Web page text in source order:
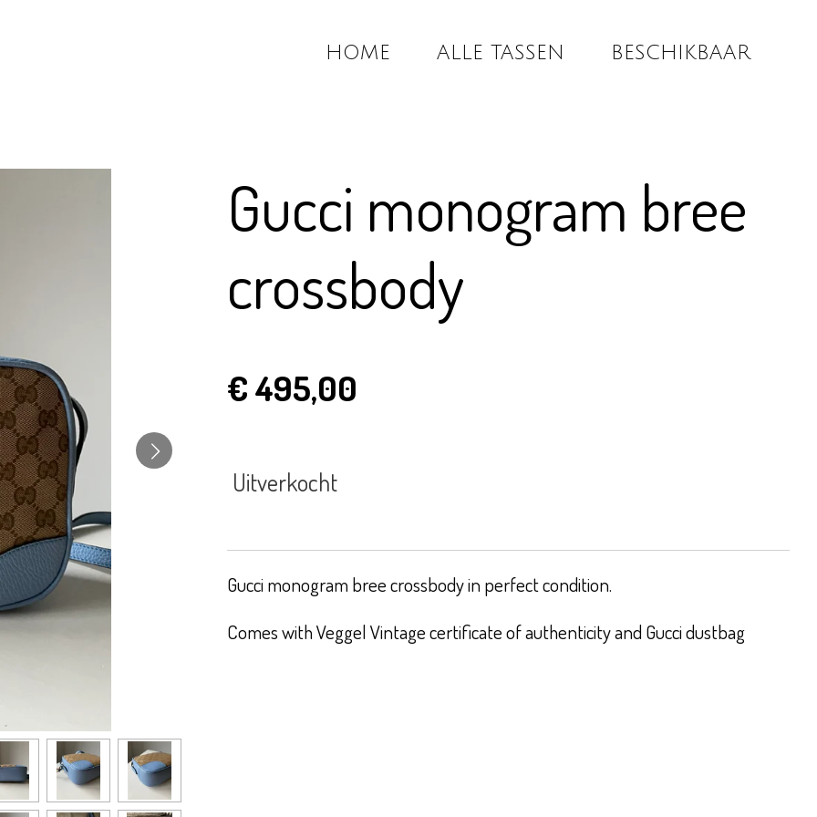
HOME ALLE TASSEN BESCHIKBAAR
Gucci monogram bree
crossbody
€ 495,00
Uitverkocht
Gucci monogram bree crossbody in perfect condition.
Comes with Veggel Vintage certificate of authenticity and Gucci dustbag